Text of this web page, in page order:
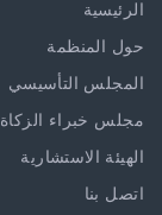
الرئيسية
حول المنظمة
المجلس التأسيسي
مجلس خبراء الزكاة
الهيئة الاستشارية
اتصل بنا